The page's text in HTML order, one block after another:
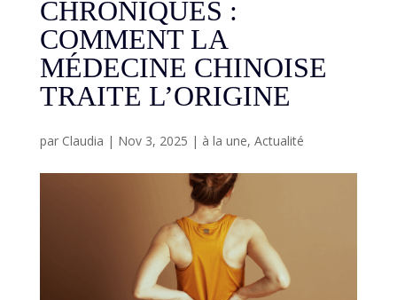
CHRONIQUES :
COMMENT LA
MÉDECINE CHINOISE
TRAITE L’ORIGINE
par Claudia | Nov 3, 2025 | à la une, Actualité